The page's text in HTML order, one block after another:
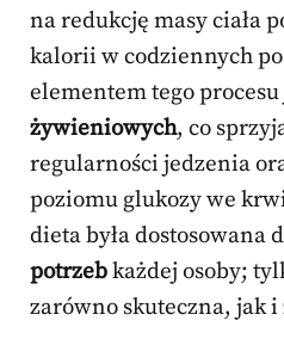
na redukcję masy ciała
kalorii w codziennych
elementem tego procesu
żywieniowych, co
regularności jedzenia
poziomu glukozy we
dieta była dostosowana
potrzebkażdej osoby;
zarówno skuteczna, jak